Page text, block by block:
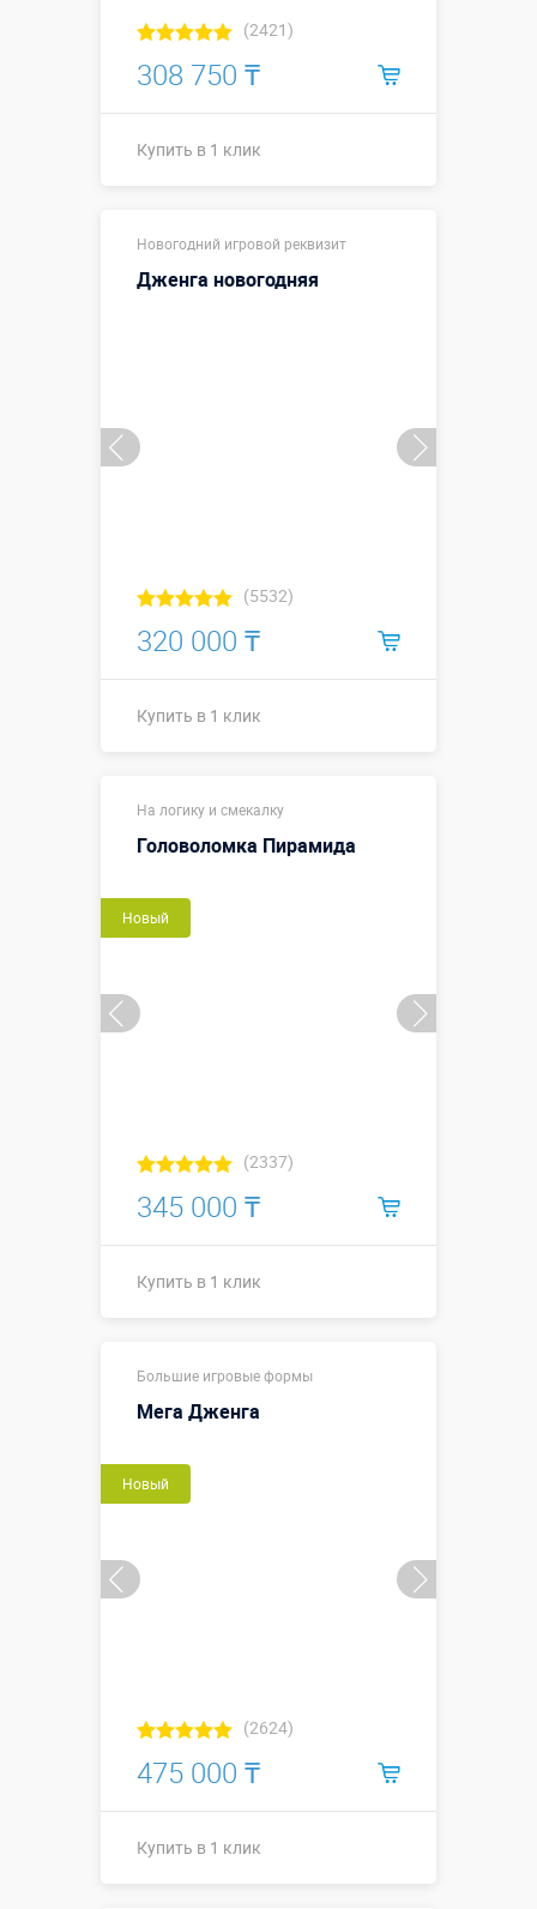
(2421)
308 750 ₸
Купить в 1 клик
Размеры, м:
палки 1,5 м)
Больше деталей →
Новогодний игровой реквизит
Дженга новогодняя
(5532)
320 000 ₸
Купить в 1 клик
На логику и смекалку
Головоломка Пирамида
Новый
(2337)
345 000 ₸
Купить в 1 клик
Размеры, м:
м
Больше деталей →
Большие игровые формы
Мега Дженга
Новый
(2624)
475 000 ₸
Купить в 1 клик